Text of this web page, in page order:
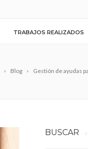
TRABAJOS REALIZADOS
Blog Gestión de ayudas
BUSCAR